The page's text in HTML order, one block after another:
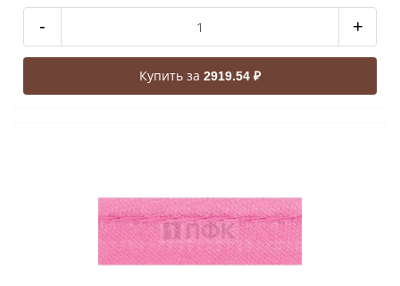
- +
Купить за 2919.54 ₽